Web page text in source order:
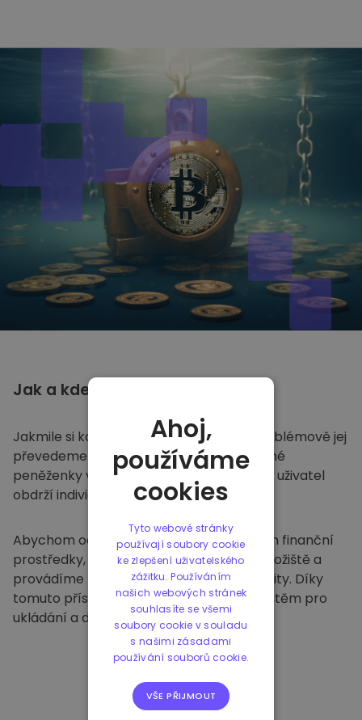
Jak a kde
Jakmile si koupíte na Kriptomatu
, bezproblémově jej
převedeme do vaší vyhrazené a bezpečné
peněženky v rámci naší platformy. Každý uživatel
obdrží individuální peněženku.
Abychom ochránili naše zákazníky a jejich finanční
prostředky, nabízíme bezpečné offline úložiště a
provádíme pravidelné bezpečnostní audity. Díky
tomuto přístupu je naše platforma útočištěm pro
ukládání a dalších kryptoměn.
Ahoj,
používáme
cookies
Tyto webové stránky
používají soubory cookie
ke zlepšení uživatelského
zážitku. Používáním
našich webových stránek
souhlasíte se všemi
soubory cookie v souladu
s našimi zásadami
používání souborů cookie.
VŠE PŘIJMOUT